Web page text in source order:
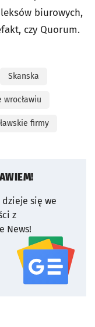
biurowych,
czy Quorum.
Skanska
wrocławiu
firmy
się we
z
News!
serwisu